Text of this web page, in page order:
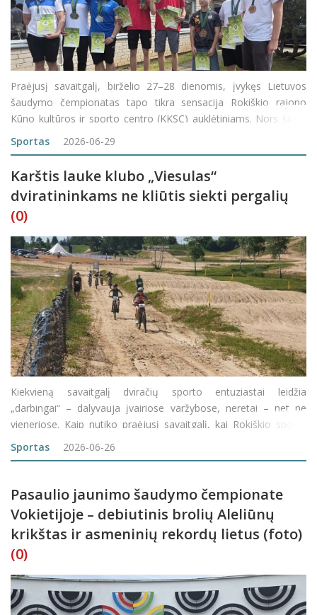
Praėjusį savaitgalį, birželio 27–28 dienomis, įvykęs Lietuvos
šaudymo čempionatas tapo tikra sensacija Rokiškio rajono
Kūno kultūros ir sporto centro (KKSC) auklėtiniams. Nors šiose
mesti jiems iš&s
Sportas 2026-06-29
Karštis lauke klubo „Viesulas“
dviratininkams ne kliūtis siekti pergalių
(0)
Kiekvieną savaitgalį dviračių sporto entuziastai leidžia
„darbingai“ – dalyvauja įvairiose varžybose, neretai – net ne
vieneriose. Kaip nutiko praėjusį savaitgalį, kai Rokiškio sporto
„Vals
Sportas 2026-06-26
Pasaulio jaunimo šaudymo čempionate
Vokietijoje – debiutinis brolių Aleliūnų
krikštas ir asmeninių rekordų lietus (foto)
(0)